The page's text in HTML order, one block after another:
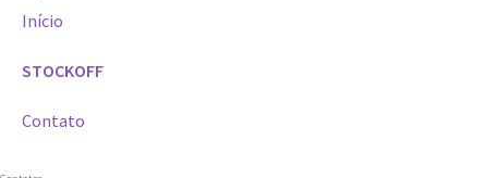
Início
STOCKOFF
Contato